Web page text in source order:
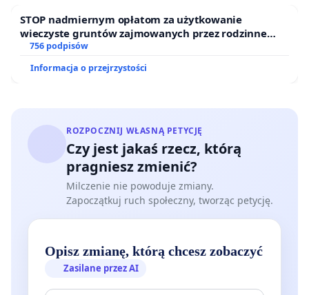
STOP nadmiernym opłatom za użytkowanie
wieczyste gruntów zajmowanych przez rodzinne
ogrody działkowe.
756 podpisów
Informacja o przejrzystości
ROZPOCZNIJ WŁASNĄ PETYCJĘ
Czy jest jakaś rzecz, którą
pragniesz zmienić?
Milczenie nie powoduje zmiany.
Zapoczątkuj ruch społeczny, tworząc petycję.
Opisz zmianę, którą chcesz zobaczyć
Zasilane przez AI